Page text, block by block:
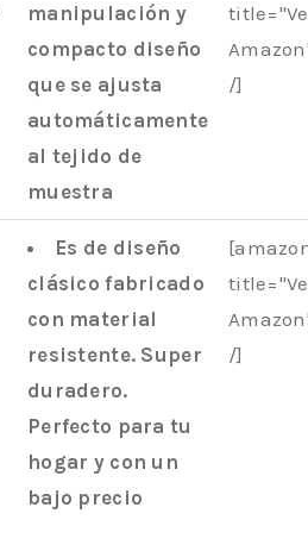
manipulación y
compacto diseño
que se ajusta
automáticamente
al tejido de
muestra
/]
Es de diseño
clásico fabricado
con material
resistente. Super
duradero.
Perfecto para tu
hogar y con un
bajo precio
/]